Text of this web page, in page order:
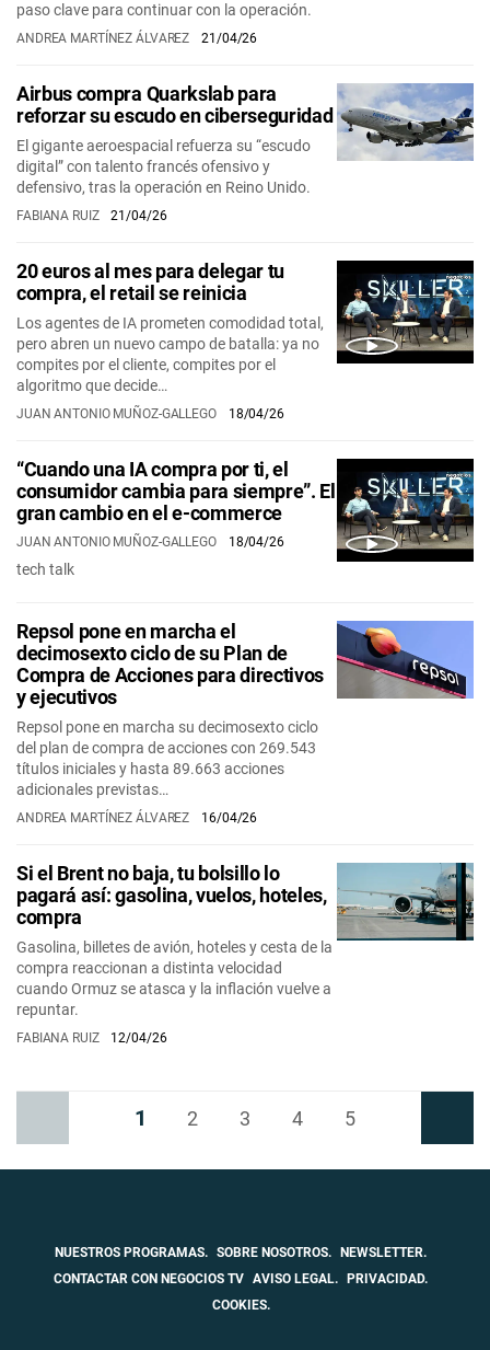
paso clave para continuar con la operación.
ANDREA MARTÍNEZ ÁLVAREZ 21/04/26
Airbus compra Quarkslab para
reforzar su escudo en ciberseguridad
El gigante aeroespacial refuerza su “escudo
digital” con talento francés ofensivo y
defensivo, tras la operación en Reino Unido.
FABIANA RUIZ 21/04/26
20 euros al mes para delegar tu
compra, el retail se reinicia
Los agentes de IA prometen comodidad total,
pero abren un nuevo campo de batalla: ya no
compites por el cliente, compites por el
algoritmo que decide…
JUAN ANTONIO MUÑOZ-GALLEGO 18/04/26
“Cuando una IA compra por ti, el
consumidor cambia para siempre”. El
gran cambio en el e-commerce
JUAN ANTONIO MUÑOZ-GALLEGO 18/04/26
tech talk
Repsol pone en marcha el
decimosexto ciclo de su Plan de
Compra de Acciones para directivos
y ejecutivos
Repsol pone en marcha su decimosexto ciclo
del plan de compra de acciones con 269.543
títulos iniciales y hasta 89.663 acciones
adicionales previstas…
ANDREA MARTÍNEZ ÁLVAREZ 16/04/26
Si el Brent no baja, tu bolsillo lo
pagará así: gasolina, vuelos, hoteles,
compra
Gasolina, billetes de avión, hoteles y cesta de la
compra reaccionan a distinta velocidad
cuando Ormuz se atasca y la inflación vuelve a
repuntar.
FABIANA RUIZ 12/04/26
1 2 3 4 5
NUESTROS PROGRAMAS. SOBRE NOSOTROS.
NEWSLETTER.
CONTACTAR CON NEGOCIOS TV AVISO LEGAL.
PRIVACIDAD.
COOKIES.